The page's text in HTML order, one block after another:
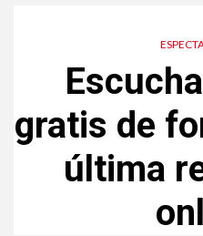
gratis de
última